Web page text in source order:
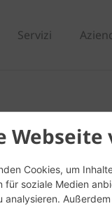
Cookies, um
für soziale Medien
analysieren.
Servizi